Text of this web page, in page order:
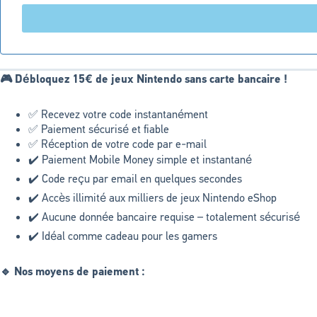
🎮 Débloquez 15€ de jeux Nintendo sans carte bancaire !
✅ Recevez votre code instantanément
✅ Paiement sécurisé et fiable
✅ Réception de votre code par e-mail
✔️ Paiement Mobile Money simple et instantané
✔️ Code reçu par email en quelques secondes
✔️ Accès illimité aux milliers de jeux Nintendo eShop
✔️ Aucune donnée bancaire requise – totalement sécurisé
✔️ Idéal comme cadeau pour les gamers
🔹 Nos moyens de paiement :